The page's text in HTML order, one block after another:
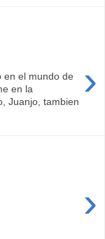
›
en el mundo de
en la
Juanjo, tambien
›